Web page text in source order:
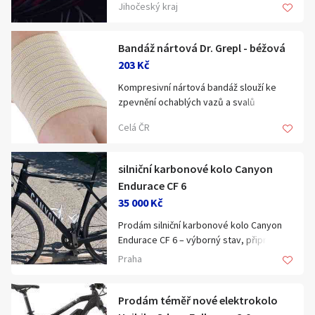
Jihočeský kraj
Bandáž nártová Dr. Grepl - béžová
203 Kč
Kompresivní nártová bandáž slouží ke
zpevnění ochablých vazů a svalů
• podepírá pokleslou příčnou klenbu
nožní při problémech ploché nohy
• zpevňuje rozevřené prsty i volnější
klouby chodidla
Velikosti:
• vybírejte dle EU velikosti bot
Tyršova 271, Žatec nebo online na
https://armik.cz/bandaz-nartova-dr-
Celá ČR
silniční karbonové kolo Canyon
Endurace CF 6
35 000 Kč
Prodám silniční karbonové kolo Canyon
Endurace CF 6 – výborný stav, připravené
na sezónu
vyšší model Canyon určený pro triatlon.
Praha
Prodám téměř nové elektrokolo